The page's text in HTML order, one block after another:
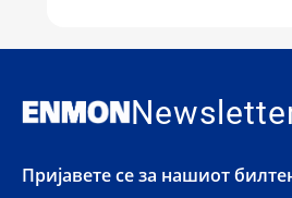
Пријавете се за нашиот